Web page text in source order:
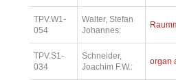
TPV.W1-
054
Walter, Stefan
Johannes:
TPV.S1-
034
Schneider,
Joachim F.W.:
organ